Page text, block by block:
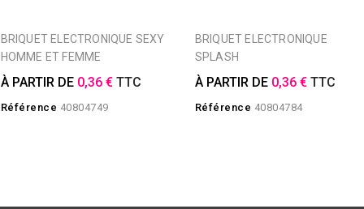
BRIQUET ELECTRONIQUE SEXY
HOMME ET FEMME
À PARTIR DE 0,36 € TTC
Référence 40804749
BRIQUET ELECTRONIQUE
SPLASH
À PARTIR DE 0,36 € TTC
Référence 40804784